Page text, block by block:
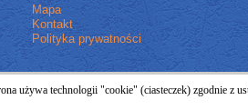
Mapa
Kontakt
Polityka prywatności
używa technologii "cookie" (ciasteczek) zgodnie z